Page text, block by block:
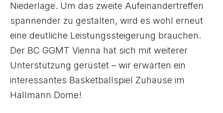
Niederlage. Um das zweite Aufeinandertreffen
spannender zu gestalten, wird es wohl erneut
eine deutliche Leistungssteigerung brauchen.
Der BC GGMT Vienna hat sich mit weiterer
Unterstützung gerüstet – wir erwarten ein
interessantes Basketballspiel Zuhause im
Hallmann Dome!